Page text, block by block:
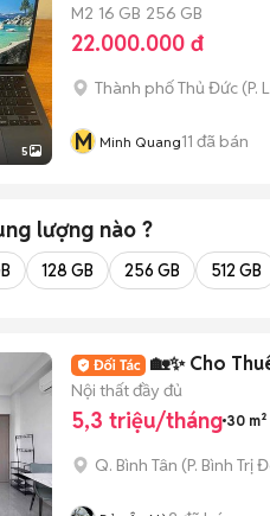
5
M2 16 GB 256 GB
22.000.000 đ
Thành phố Thủ Đức (P.
M Minh Quang11 đã bán
lượng nào ?
128 GB 256 GB 512 GB
🏡✨ Cho
Nội thất đầy đủ
5,3 triệu/tháng 30 m²
Q. Bình Tân (P. Bình Trị